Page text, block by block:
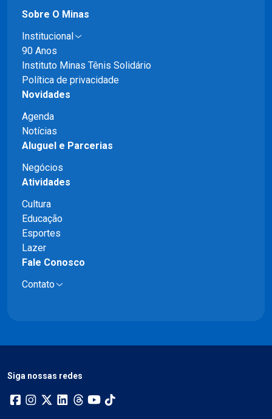
Sobre O Minas
Institucional
90 Anos
Instituto Minas Tênis Solidário
Política de privacidade
Novidades
Agenda
Notícias
Aluguel e Parcerias
Negócios
Atividades
Cultura
Educação
Esportes
Lazer
Fale Conosco
Contato
Siga nossas redes